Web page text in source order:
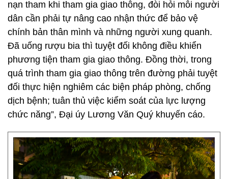
nạn tham khi tham gia giao thông, đòi hỏi mỗi người
dân cần phải tự nâng cao nhận thức để bảo vệ
chính bản thân mình và những người xung quanh.
Đã uống rượu bia thì tuyệt đối không điều khiển
phương tiện tham gia giao thông. Đồng thời, trong
quá trình tham gia giao thông trên đường phải tuyệt
đối thực hiện nghiêm các biện pháp phòng, chống
dịch bệnh; tuân thủ việc kiểm soát của lực lượng
chức năng”, Đại úy Lương Văn Quý khuyến cáo.